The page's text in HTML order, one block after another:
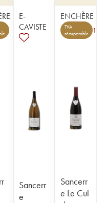
E-
CAVISTE
Sancerr
e
ENCHÈRE
TVA
récupérable
1
Sancerr
e Le Cul